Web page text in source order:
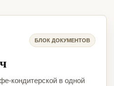
БЛОК ДОКУМЕНТОВ
кондитерской в одной